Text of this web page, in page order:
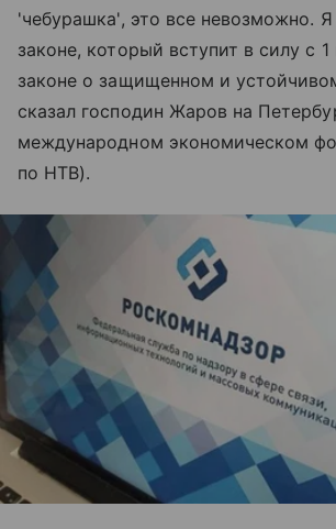
'чебурашка', это все невозможно.
законе, который вступит в силу с 1
законе о защищенном и
сказал господин Жаров на
международном экономическом
по НТВ).